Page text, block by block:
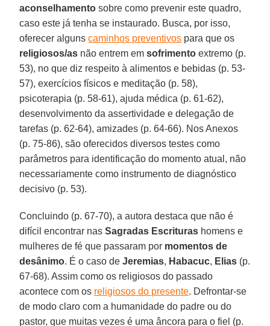
aconselhamento sobre como prevenir este quadro,
caso este já tenha se instaurado. Busca, por isso,
oferecer algunscaminhos preventivos para que os
religiosos/as não entrem emsofrimento extremo (p.
53), no que diz respeito à alimentos e bebidas (p. 53-
57), exercícios físicos e meditação (p. 58),
psicoterapia (p. 58-61), ajuda médica (p. 61-62),
desenvolvimento da assertividade e delegação de
tarefas (p. 62-64), amizades (p. 64-66). Nos Anexos
(p. 75-86), são oferecidos diversos testes como
parâmetros para identificação do momento atual, não
necessariamente como instrumento de diagnóstico
decisivo (p. 53).
Concluindo (p. 67-70), a autora destaca que não é
difícil encontrar nasSagradas Escrituras homens e
mulheres de fé que passaram por momentos de
desânimo. É o caso deJeremias, Habacuc, Elias (p.
67-68). Assim como os religiosos do passado
acontece com os religiosos do presente. Defrontar-se
de modo claro com a humanidade do padre ou do
pastor, que muitas vezes é uma âncora para o fiel (p.